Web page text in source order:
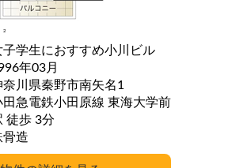
2
子学生におすすめ小川ビル
年03月
奈川県秦野市南矢名1
田急電鉄小田原線 東海大学前
駅 徒歩 3分
骨造